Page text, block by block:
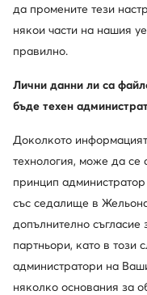
да промените тези
някои части на нашия
правилно.
Лични данни ли са
бъде техен
Доколкото
технология, може да се
принцип
със седалище в
допълнително съгласие
партньори, като в този
администратори на
няколко основания за